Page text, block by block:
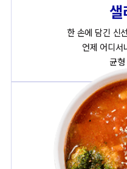
한 손에 담긴 신
언제 어디서
균